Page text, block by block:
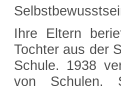
Ihre Eltern
Tochter aus der
Schule. 1938
von Schulen.